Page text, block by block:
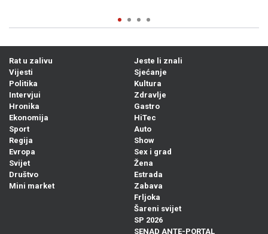
Rat u zalivu
Vijesti
Politika
Intervjui
Hronika
Ekonomija
Sport
Regija
Evropa
Svijet
Društvo
Mini market
Jeste li znali
Sjećanje
Kultura
Zdravlje
Gastro
HiTec
Auto
Show
Sex i grad
Žena
Estrada
Zabava
Frljoka
Šareni svijet
SP 2026
SENAD ANTE-PORTAL